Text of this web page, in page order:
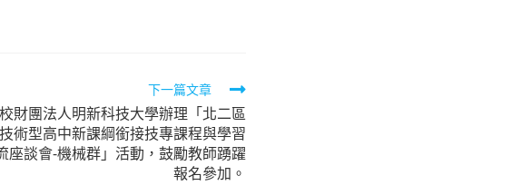
下一篇文章
財團法人明新科技大學辦理「北二區
術型高中新課綱銜接技專課程與學習
座談會-機械群」活動，鼓勵教師踴躍
報名參加。